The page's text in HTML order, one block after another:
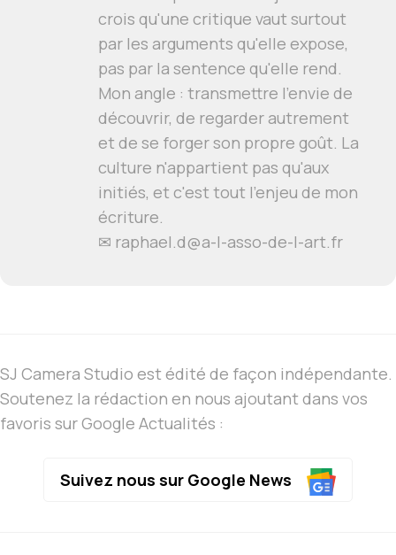
crois qu'une critique vaut surtout
par les arguments qu'elle expose,
pas par la sentence qu'elle rend.
Mon angle : transmettre l'envie de
découvrir, de regarder autrement
et de se forger son propre goût. La
culture n'appartient pas qu'aux
initiés, et c'est tout l'enjeu de mon
écriture.
✉ raphael.d@a-l-asso-de-l-art.fr
SJ Camera Studio est édité de façon indépendante.
Soutenez la rédaction en nous ajoutant dans vos
favoris sur Google Actualités :
Suivez nous sur Google News